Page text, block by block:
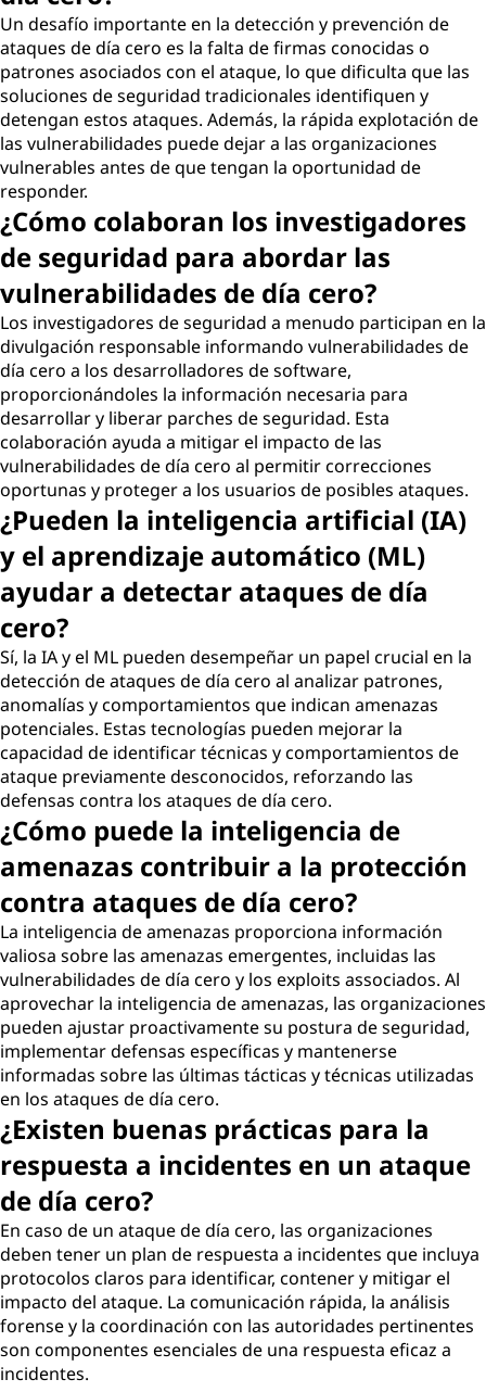
Un desafío importante en la detección y prevención de
ataques de día cero es la falta de firmas conocidas o
patrones asociados con el ataque, lo que dificulta que las
soluciones de seguridad tradicionales identifiquen y
detengan estos ataques. Además, la rápida explotación de
las vulnerabilidades puede dejar a las organizaciones
vulnerables antes de que tengan la oportunidad de
responder.
¿Cómo colaboran los investigadores
de seguridad para abordar las
vulnerabilidades de día cero?
Los investigadores de seguridad a menudo participan en la
divulgación responsable informando vulnerabilidades de
día cero a los desarrolladores de software,
proporcionándoles la información necesaria para
desarrollar y liberar parches de seguridad. Esta
colaboración ayuda a mitigar el impacto de las
vulnerabilidades de día cero al permitir correcciones
oportunas y proteger a los usuarios de posibles ataques.
¿Pueden la inteligencia artificial (IA)
y el aprendizaje automático (ML)
ayudar a detectar ataques de día
cero?
Sí, la IA y el ML pueden desempeñar un papel crucial en la
detección de ataques de día cero al analizar patrones,
anomalías y comportamientos que indican amenazas
potenciales. Estas tecnologías pueden mejorar la
capacidad de identificar técnicas y comportamientos de
ataque previamente desconocidos, reforzando las
defensas contra los ataques de día cero.
¿Cómo puede la inteligencia de
amenazas contribuir a la protección
contra ataques de día cero?
La inteligencia de amenazas proporciona información
valiosa sobre las amenazas emergentes, incluidas las
vulnerabilidades de día cero y los exploits associados. Al
aprovechar la inteligencia de amenazas, las organizaciones
pueden ajustar proactivamente su postura de seguridad,
implementar defensas específicas y mantenerse
informadas sobre las últimas tácticas y técnicas utilizadas
en los ataques de día cero.
¿Existen buenas prácticas para la
respuesta a incidentes en un ataque
de día cero?
En caso de un ataque de día cero, las organizaciones
deben tener un plan de respuesta a incidentes que incluya
protocolos claros para identificar, contener y mitigar el
impacto del ataque. La comunicación rápida, la análisis
forense y la coordinación con las autoridades pertinentes
son componentes esenciales de una respuesta eficaz a
incidentes.